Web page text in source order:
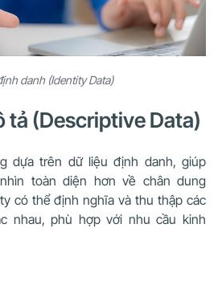
danh (Identity Data)
tả (Descriptive Data)
dựa trên dữ liệu định danh, giúp
toàn diện hơn về chân dung
có thể định nghĩa và thu thập các
nhau, phù hợp với nhu cầu kinh